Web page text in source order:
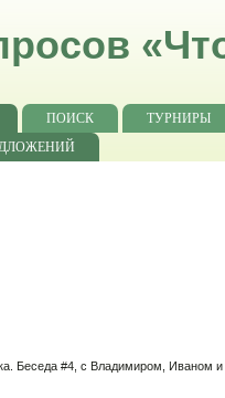
ПОИСК
ТУРНИРЫ
Беседа #4, с Владимиром, Иваном